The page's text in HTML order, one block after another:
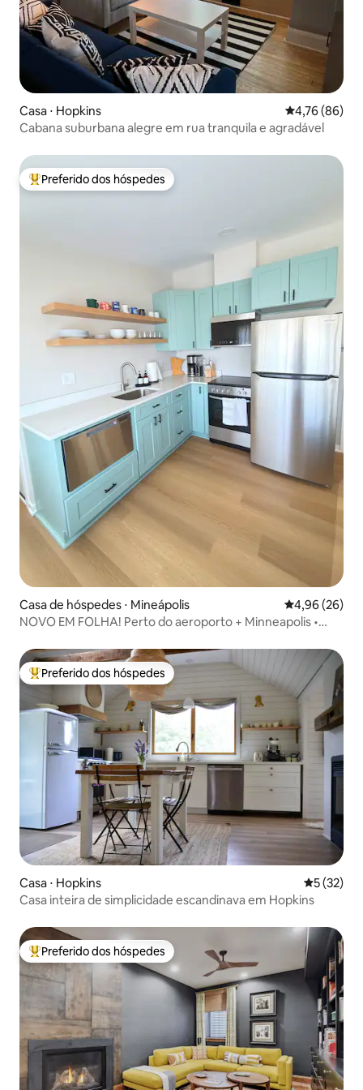
Casa ⋅ Hopkins 4,76 de uma
4,76 (86)
Cabana suburbana alegre em rua tranquila e agradável
Entre os melhores preferidos dos hóspedes
Preferido dos hóspedes
Casa de hóspedes ⋅ Mineápolis 4,96 de uma
4,96 (26)
NOVO EM FOLHA! Perto do aeroporto + Minneapolis •
Entre os melhores preferidos dos hóspedes
Preferido dos hóspedes
Casa ⋅ Hopkins 5 de uma
5 (32)
Casa inteira de simplicidade escandinava em Hopkins
Entre os melhores preferidos dos hóspedes
Preferido dos hóspedes